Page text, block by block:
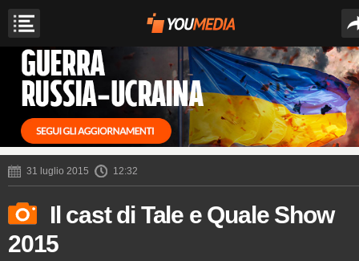
31 luglio 2015 12:32
Il cast di Tale e Quale Show
2015